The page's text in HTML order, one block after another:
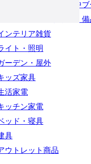
パーソナルブース・集中
オフィスアクセサリー・
ンテリア雑貨
イト・照明
ーデン・屋外
ッズ家具
活家電
ッチン家電
ッド・寝具
具
ウトレット商品